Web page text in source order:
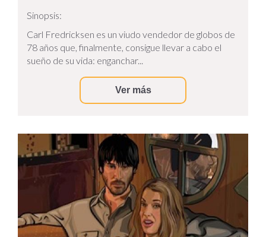
Sinopsis:
Carl Fredricksen es un viudo vendedor de globos de
78 años que, finalmente, consigue llevar a cabo el
sueño de su vida: enganchar...
Ver más